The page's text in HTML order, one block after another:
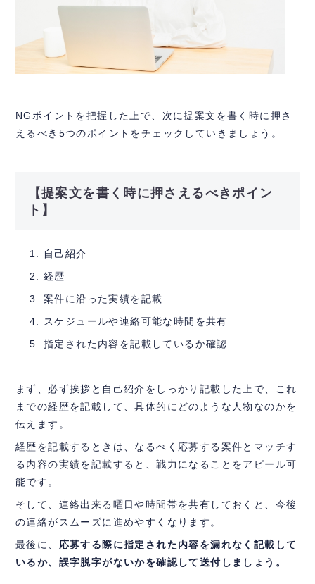
NGポイントを把握した上で、次に提案文を書く時に押さ
えるべき5つのポイントをチェックしていきましょう。
【提案文を書く時に押さえるべきポイン
ト】
自己紹介
経歴
案件に沿った実績を記載
スケジュールや連絡可能な時間を共有
指定された内容を記載しているか確認
まず、必ず挨拶と自己紹介をしっかり記載した上で、これ
までの経歴を記載して、具体的にどのような人物なのかを
伝えます。
経歴を記載するときは、なるべく応募する案件とマッチす
る内容の実績を記載すると、戦力になることをアピール可
能です。
そして、連絡出来る曜日や時間帯を共有しておくと、今後
の連絡がスムーズに進めやすくなります。
最後に、 応募する際に指定された内容を漏れなく記載して
いるか、誤字脱字がないかを確認して送付しましょう。